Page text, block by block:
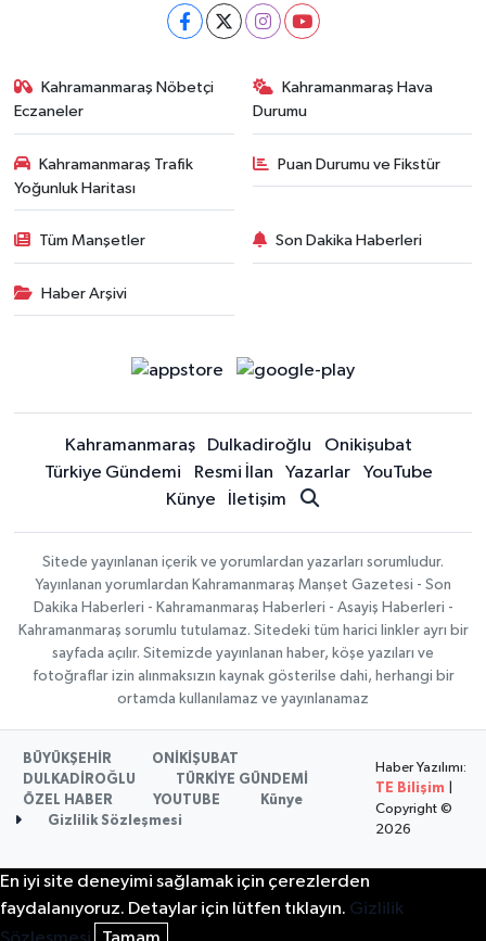
Kahramanmaraş Nöbetçi
Eczaneler
Kahramanmaraş Hava
Durumu
Kahramanmaraş Trafik
Yoğunluk Haritası
Puan Durumu ve Fikstür
Tüm Manşetler Son Dakika Haberleri
Haber Arşivi
Kahramanmaraş Dulkadiroğlu
Onikişubat
Türkiye Gündemi
Resmi İlan Yazarlar
YouTube
Künye
İletişim
Sitede yayınlanan içerik ve yorumlardan yazarları sorumludur.
Yayınlanan yorumlardan Kahramanmaraş Manşet Gazetesi - Son
Dakika Haberleri - Kahramanmaraş Haberleri - Asayiş Haberleri -
Kahramanmaraş sorumlu tutulamaz. Sitedeki tüm harici linkler ayrı bir
sayfada açılır. Sitemizde yayınlanan haber, köşe yazıları ve
fotoğraflar izin alınmaksızın kaynak gösterilse dahi, herhangi bir
ortamda kullanılamaz ve yayınlanamaz
BÜYÜKŞEHİR
ONİKİŞUBAT
DULKADİROĞLU
TÜRKİYE GÜNDEMİ
ÖZEL HABER
YOUTUBE
Künye
Gizlilik Sözleşmesi
Haber Yazılımı:
TE Bilişim
Copyright ©
2026
En iyi site deneyimi sağlamak için çerezlerden
faydalanıyoruz. Detaylar için lütfen tıklayın. Gizlilik